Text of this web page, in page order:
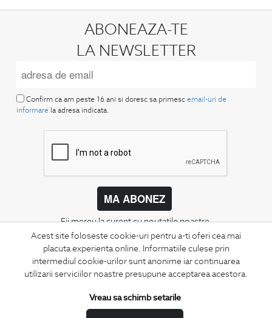
Acest site foloseste cookie-uri pentru a-ti oferi cea mai
placuta experienta online. Informatiile culese prin
intermediul cookie-urilor sunt anonime iar continuarea
utilizarii serviciilor noastre presupune acceptarea acestora.
Vreau sa schimb setarile
ABONEAZA-TE
LA NEWSLETTER
Confirm ca am peste 16 ani si doresc sa primesc email-uri de
informare la adresa indicata.
MA ABONEZ
Fii mereu la curent cu noutatile noastre,
oferte speciale si trenduri in moda masculina.
CONCIERGE
Termeni si conditii
Schimburi si retur
Securitatea datelor